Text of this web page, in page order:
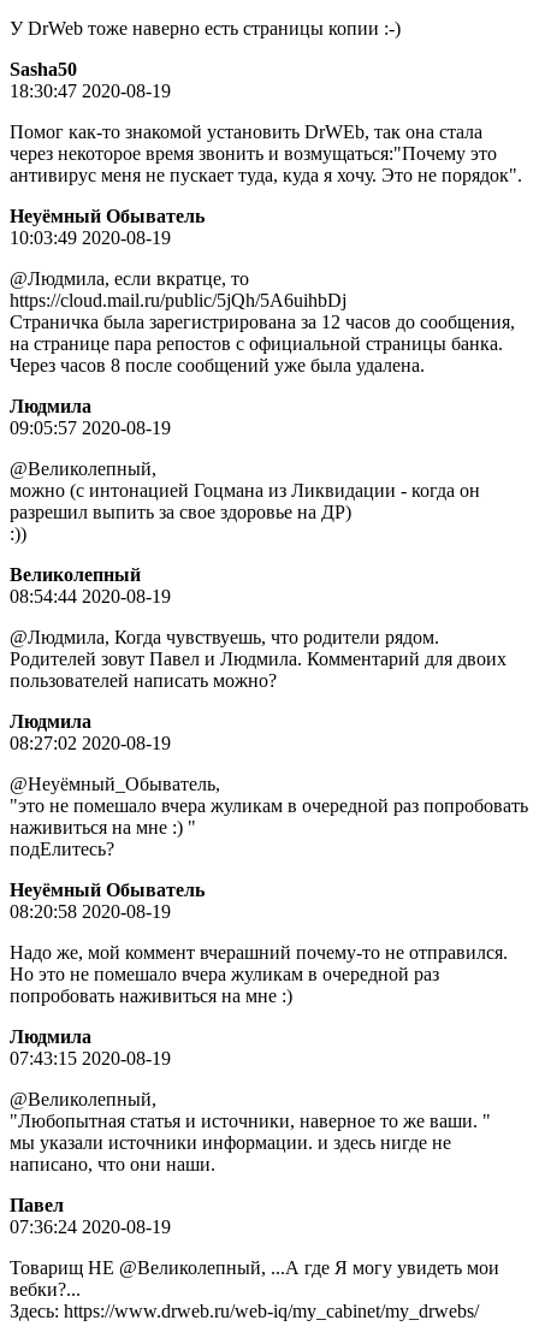
У DrWeb тоже наверно есть страницы копии :-)
Sasha50
18:30:47 2020-08-19
Помог как-то знакомой установить DrWEb, так она стала
через некоторое время звонить и возмущаться:"Почему это
антивирус меня не пускает туда, куда я хочу. Это не порядок".
Неуёмный Обыватель
10:03:49 2020-08-19
@Людмила, если вкратце, то
https://cloud.mail.ru/public/5jQh/5A6uihbDj
Страничка была зарегистрирована за 12 часов до сообщения,
на странице пара репостов с официальной страницы банка.
Через часов 8 после сообщений уже была удалена.
Людмила
09:05:57 2020-08-19
@Великолепный,
можно (с интонацией Гоцмана из Ликвидации - когда он
разрешил выпить за свое здоровье на ДР)
:))
Великолепный
08:54:44 2020-08-19
@Людмила, Когда чувствуешь, что родители рядом.
Родителей зовут Павел и Людмила. Комментарий для двоих
пользователей написать можно?
Людмила
08:27:02 2020-08-19
@Неуёмный_Обыватель,
"это не помешало вчера жуликам в очередной раз попробовать
наживиться на мне :) "
подЕлитесь?
Неуёмный Обыватель
08:20:58 2020-08-19
Надо же, мой коммент вчерашний почему-то не отправился.
Но это не помешало вчера жуликам в очередной раз
попробовать наживиться на мне :)
Людмила
07:43:15 2020-08-19
@Великолепный,
"Любопытная статья и источники, наверное то же ваши. "
мы указали источники информации. и здесь нигде не
написано, что они наши.
Пaвeл
07:36:24 2020-08-19
Товарищ НЕ @Великолепный, ...А где Я могу увидеть мои
вебки?...
Здесь: https://www.drweb.ru/web-iq/my_cabinet/my_drwebs/